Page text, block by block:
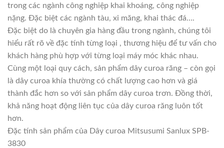
trong các ngành công nghiệp khai khoáng, công nghiệp
nặng. Đặc biệt các ngành tàu, xi măng, khai thác đá….
Đặc biệt do là chuyên gia hàng đầu trong ngành, chúng tôi
hiểu rất rõ về đặc tính từng loại , thương hiệu để tư vấn cho
khách hàng phù hợp với từng loại máy móc khác nhau.
Cùng một loại quy cách, sản phẩm dây curoa răng – còn gọi
là dây curoa khía thường có chất lượng cao hơn và giá
thành đắc hơn so với sản phẩm dây curoa trơn. Đồng thời,
khả năng hoạt động liên tục của dây curoa răng luôn tốt
hơn.
Đặc tính sản phẩm của Dây curoa Mitsusumi Sanlux SPB-
3830